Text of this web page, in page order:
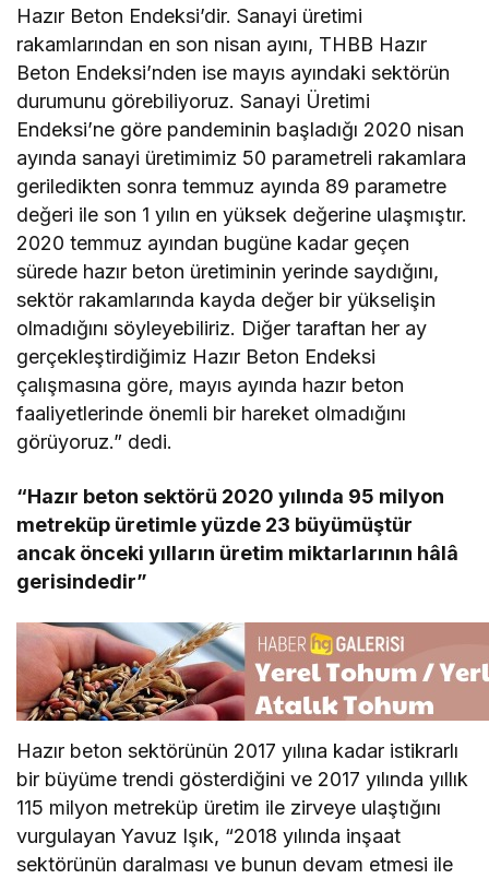
Hazır Beton Endeksi’dir. Sanayi üretimi
rakamlarından en son nisan ayını, THBB Hazır
Beton Endeksi’nden ise mayıs ayındaki sektörün
durumunu görebiliyoruz. Sanayi Üretimi
Endeksi’ne göre pandeminin başladığı 2020 nisan
ayında sanayi üretimimiz 50 parametreli rakamlara
geriledikten sonra temmuz ayında 89 parametre
değeri ile son 1 yılın en yüksek değerine ulaşmıştır.
2020 temmuz ayından bugüne kadar geçen
sürede hazır beton üretiminin yerinde saydığını,
sektör rakamlarında kayda değer bir yükselişin
olmadığını söyleyebiliriz. Diğer taraftan her ay
gerçekleştirdiğimiz Hazır Beton Endeksi
çalışmasına göre, mayıs ayında hazır beton
faaliyetlerinde önemli bir hareket olmadığını
görüyoruz.” dedi.
“Hazır beton sektörü 2020 yılında 95 milyon
metreküp üretimle yüzde 23 büyümüştür
ancak önceki yılların üretim miktarlarının hâlâ
gerisindedir”
Hazır beton sektörünün 2017 yılına kadar istikrarlı
bir büyüme trendi gösterdiğini ve 2017 yılında yıllık
115 milyon metreküp üretim ile zirveye ulaştığını
vurgulayan Yavuz Işık, “2018 yılında inşaat
sektörünün daralması ve bunun devam etmesi ile